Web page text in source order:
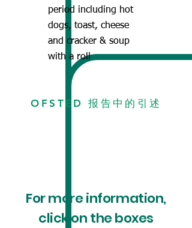
period including hot
dogs, toast, cheese
and cracker & soup
with a roll
OFSTED 报告中的引述
For more information,
click on the boxes